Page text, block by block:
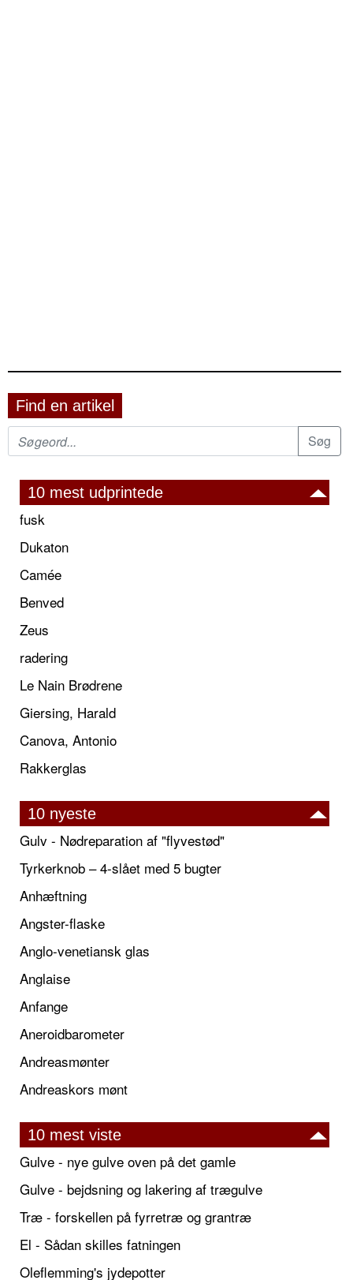
Find en artikel
10 mest udprintede
fusk
Dukaton
Camée
Benved
Zeus
radering
Le Nain Brødrene
Giersing, Harald
Canova, Antonio
Rakkerglas
10 nyeste
Gulv - Nødreparation af "flyvestød"
Tyrkerknob – 4-slået med 5 bugter
Anhæftning
Angster-flaske
Anglo-venetiansk glas
Anglaise
Anfange
Aneroidbarometer
Andreasmønter
Andreaskors mønt
10 mest viste
Gulve - nye gulve oven på det gamle
Gulve - bejdsning og lakering af trægulve
Træ - forskellen på fyrretræ og grantræ
El - Sådan skilles fatningen
Oleflemming's jydepotter